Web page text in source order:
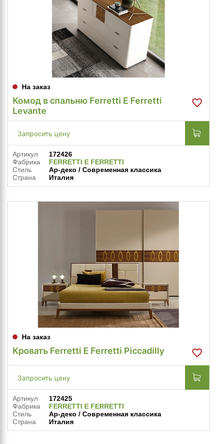
На заказ
Комод в спальню Ferretti E Ferretti
Levante
Запросить цену
Артикул
172426
Фабрика
FERRETTI E FERRETTI
Стиль
Ар-деко / Современная классика
Страна
Италия
На заказ
Кровать Ferretti E Ferretti Piccadilly
Запросить цену
Артикул
172425
Фабрика
FERRETTI E FERRETTI
Стиль
Ар-деко / Современная классика
Страна
Италия